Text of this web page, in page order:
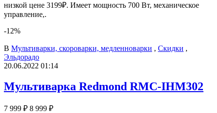
низкой цене 3199₽. Имеет мощность 700 Вт, механическое
управление,.
-12%
В Мультиварки, скороварки, медленноварки , Скидки ,
Эльдорадо
20.06.2022 01:14
Мультиварка Redmond RMC-IHM302
7 999 ₽ 8 999 ₽